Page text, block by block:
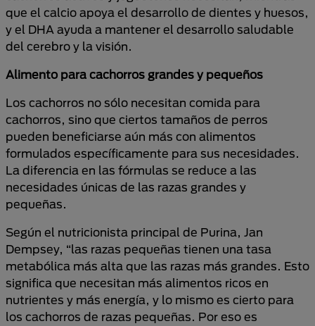
que el calcio apoya el desarrollo de dientes y huesos,
y el DHA ayuda a mantener el desarrollo saludable
del cerebro y la visión.
Alimento para cachorros grandes y pequeños
Los cachorros no sólo necesitan comida para
cachorros, sino que ciertos tamaños de perros
pueden beneficiarse aún más con alimentos
formulados específicamente para sus necesidades.
La diferencia en las fórmulas se reduce a las
necesidades únicas de las razas grandes y
pequeñas.
Según el nutricionista principal de Purina, Jan
Dempsey, “las razas pequeñas tienen una tasa
metabólica más alta que las razas más grandes. Esto
significa que necesitan más alimentos ricos en
nutrientes y más energía, y lo mismo es cierto para
los cachorros de razas pequeñas. Por eso es